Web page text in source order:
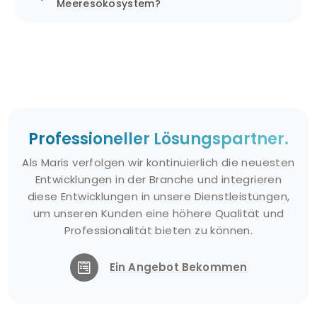
Autonomer Betrieb:Jellyfishbot ist ein
Reinigung.
Schutz mariner Ökosysteme:
Jellyfishbot leistet einen wesentlichen
Beitrag zum Schutz mariner und
aquatischer Ökosysteme. Durch den
Schutz des Meereslebens und der
Wasserressourcen trägt es dazu bei,
künftigen Generationen saubere und
Meeresökosystem?
Professioneller Lösungspartner.
Als Maris verfolgen wir kontinuierlich die neuesten
Entwicklungen in der Branche und integrieren
diese Entwicklungen in unsere Dienstleistungen,
um unseren Kunden eine höhere Qualität und
Professionalität bieten zu können.
Ein Angebot Bekommen